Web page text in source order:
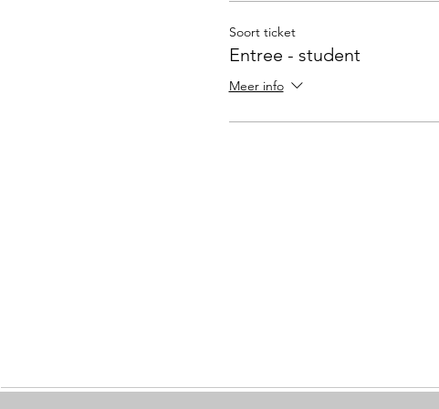
Soort ticket
Entree - student
Meer info